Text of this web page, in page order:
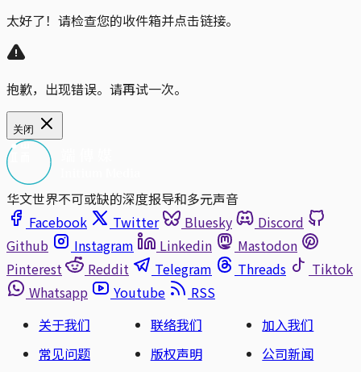
太好了！请检查您的收件箱并点击链接。
抱歉，出现错误。请再试一次。
关闭
华文世界不可或缺的深度报导和多元声音
Facebook
Twitter Bluesky
Discord
Github
Instagram Linkedin
Mastodon
Pinterest
Reddit Telegram Threads
Tiktok
Whatsapp
Youtube
RSS
关于我们
联络我们
加入我们
常见问题
版权声明
公司新闻